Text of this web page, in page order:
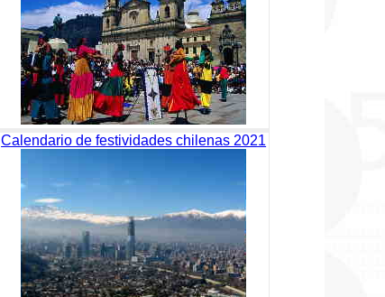
Calendario de festividades chilenas 2021